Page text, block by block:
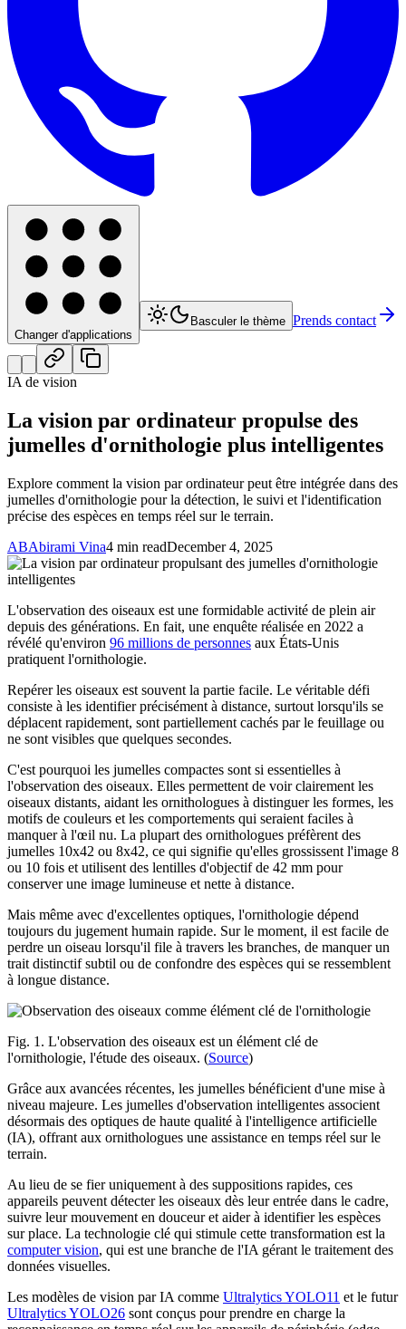
Changer d'applications
Basculer le thème Prends contact
IA de vision
La vision par ordinateur propulse des
jumelles d'ornithologie plus intelligentes
Explore comment la vision par ordinateur peut être intégrée dans des
jumelles d'ornithologie pour la détection, le suivi et l'identification
précise des espèces en temps réel sur le terrain.
ABAbirami Vina4 min readDecember 4, 2025
L'observation des oiseaux est une formidable activité de plein air
depuis des générations. En fait, une enquête réalisée en 2022 a
révélé qu'environ 96 millions de personnes aux États-Unis
pratiquent l'ornithologie.
Repérer les oiseaux est souvent la partie facile. Le véritable défi
consiste à les identifier précisément à distance, surtout lorsqu'ils se
déplacent rapidement, sont partiellement cachés par le feuillage ou
ne sont visibles que quelques secondes.
C'est pourquoi les jumelles compactes sont si essentielles à
l'observation des oiseaux. Elles permettent de voir clairement les
oiseaux distants, aidant les ornithologues à distinguer les formes, les
motifs de couleurs et les comportements qui seraient faciles à
manquer à l'œil nu. La plupart des ornithologues préfèrent des
jumelles 10x42 ou 8x42, ce qui signifie qu'elles grossissent l'image 8
ou 10 fois et utilisent des lentilles d'objectif de 42 mm pour
conserver une image lumineuse et nette à distance.
Mais même avec d'excellentes optiques, l'ornithologie dépend
toujours du jugement humain rapide. Sur le moment, il est facile de
perdre un oiseau lorsqu'il file à travers les branches, de manquer un
trait distinctif subtil ou de confondre des espèces qui se ressemblent
à longue distance.
Fig. 1. L'observation des oiseaux est un élément clé de
l'ornithologie, l'étude des oiseaux. (Source)
Grâce aux avancées récentes, les jumelles bénéficient d'une mise à
niveau majeure. Les jumelles d'observation intelligentes associent
désormais des optiques de haute qualité à l'intelligence artificielle
(IA), offrant aux ornithologues une assistance en temps réel sur le
terrain.
Au lieu de se fier uniquement à des suppositions rapides, ces
appareils peuvent détecter les oiseaux dès leur entrée dans le cadre,
suivre leur mouvement en douceur et aider à identifier les espèces
sur place. La technologie clé qui stimule cette transformation est la
computer vision, qui est une branche de l'IA gérant le traitement des
données visuelles.
Les modèles de vision par IA comme Ultralytics YOLO11 et le futur
Ultralytics YOLO26 sont conçus pour prendre en charge la